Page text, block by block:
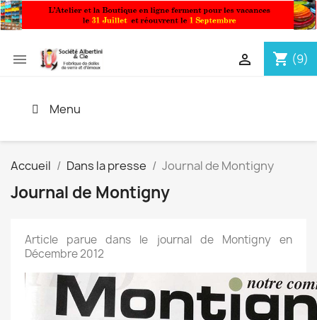
 shopping_cart (9)

Menu
Accueil Dans la presse Journal de Montigny
Journal de Montigny
Article parue dans le journal de Montigny en
Décembre 2012